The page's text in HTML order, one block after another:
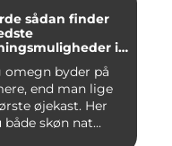
finder
i
omegn byder på
end man lige
øjekast. Her
skøn nat...